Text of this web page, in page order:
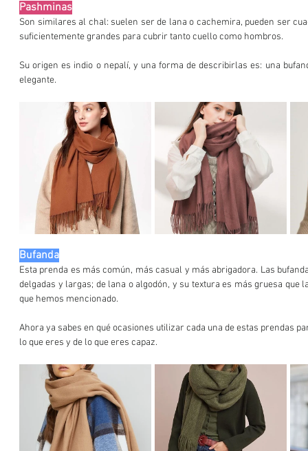
Pashminas
Son similares al chal: suelen ser de lana o cachemira, pueden ser
suficientemente grandes para cubrir tanto cuello como hombros.
Su origen es indio o nepalí, y una forma de describirlas es: una
elegante.
Bufanda
Esta prenda es más común, más casual y más abrigadora. Las
delgadas y largas; de lana o algodón, y su textura es más gruesa que
que hemos mencionado.
Ahora ya sabes en qué ocasiones utilizar cada una de estas prendas
lo que eres y de lo que eres capaz.